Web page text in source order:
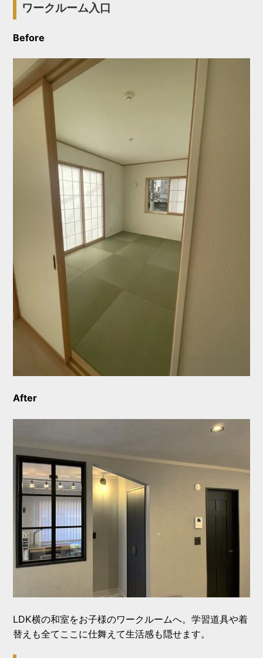
ワークルーム入口
Before
After
LDK横の和室をお子様のワークルームへ。学習道具や着
替えも全てここに仕舞えて生活感も隠せます。